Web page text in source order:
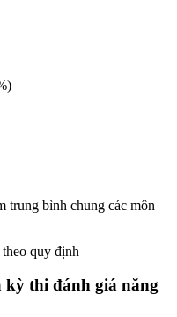
trung bình chung các môn
quy định
kỳ thi đánh giá năng